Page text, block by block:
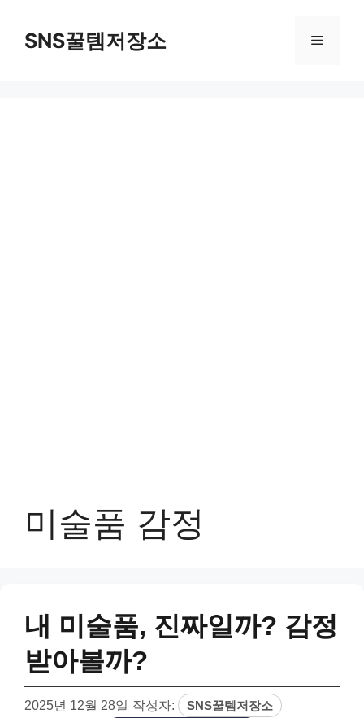
SNS꿀템저장소 메
미술품 감정
내 미술품, 진짜일까? 감정
받아볼까?
2025년 12월 28일 작성자: SNS꿀템저장소